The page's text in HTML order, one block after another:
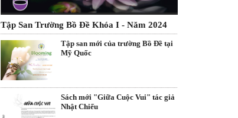
Tập San Trường Bồ Đề Khóa I - Năm 2024
Tập san mới của trường Bồ Đề tại
Mỹ Quốc
Sách mới "Giữa Cuộc Vui" tác giả
Nhật Chiếu